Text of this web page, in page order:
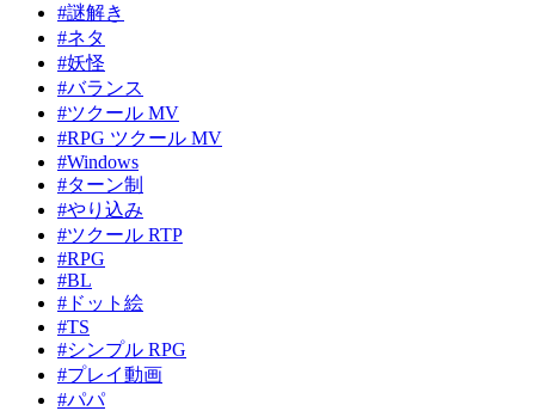
#謎解き
#ネタ
#妖怪
#バランス
#ツクール MV
#RPG ツクール MV
#Windows
#ターン制
#やり込み
#ツクール RTP
#RPG
#BL
#ドット絵
#TS
#シンプル RPG
#プレイ動画
#パパ